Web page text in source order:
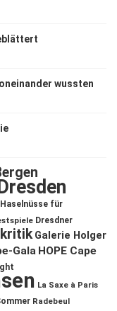
wussten
Haselnüsse für
Dresdner
Galerie Holger
Gala HOPE Cape
La Saxe à Paris
Radebeul